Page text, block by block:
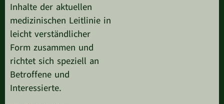
Inhalte der aktuellen
medizinischen Leitlinie in
leicht verständlicher
Form zusammen und
richtet sich speziell an
Betroffene und
Interessierte.